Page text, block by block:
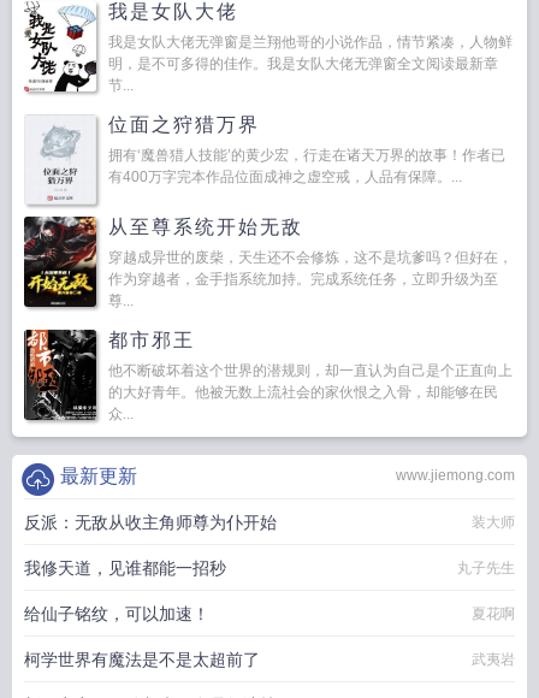
我是女队大佬
我是女队大佬无弹窗是兰翔他哥的小说作品，情节紧凑，人物鲜
明，是不可多得的佳作。我是女队大佬无弹窗全文阅读最新章
节...
位面之狩猎万界
拥有‘魔兽猎人技能’的黄少宏，行走在诸天万界的故事！作者已
有400万字完本作品位面成神之虚空戒，人品有保障。...
从至尊系统开始无敌
穿越成异世的废柴，天生还不会修炼，这不是坑爹吗？但好在，
作为穿越者，金手指系统加持。完成系统任务，立即升级为至
尊...
都市邪王
他不断破坏着这个世界的潜规则，却一直认为自己是个正直向上
的大好青年。他被无数上流社会的家伙恨之入骨，却能够在民
众...
www.jiemong.com
最新更新
反派：无敌从收主角师尊为仆开始 装大师
我修天道，见谁都能一招秒 丸子先生
给仙子铭纹，可以加速！ 夏花啊
柯学世界有魔法是不是太超前了 武夷岩